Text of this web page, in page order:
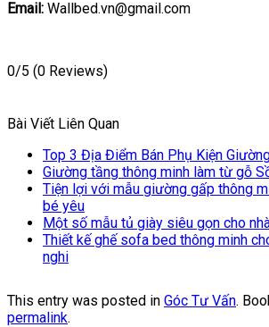
Email: Wallbed.vn@gmail.com
0/5 (0 Reviews)
Bài Viết Liên Quan
Top 3 Địa Điểm Bán Phụ Kiện
Giường tầng thông minh làm từ gỗ
Tiện lợi với mẫu giường gấp thông
bé yêu
Một số mẫu tủ giày siêu gọn cho
Thiết kế ghế sofa bed thông minh
nghi
This entry was posted in Góc Tư Vấn.
permalink.